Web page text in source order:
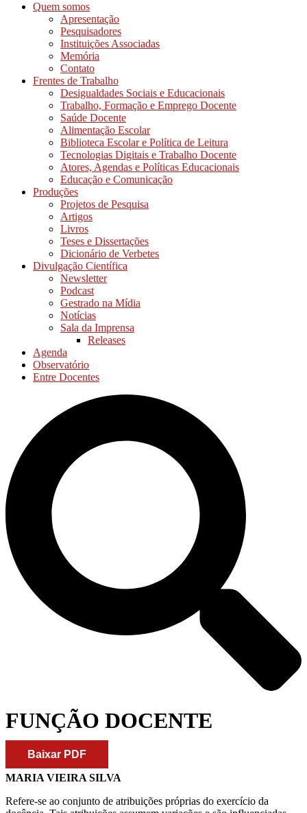
Quem somos
Apresentação
Pesquisadores
Instituições Associadas
Memória
Contato
Frentes de Trabalho
Desigualdades Sociais e Educacionais
Trabalho, Formação e Emprego Docente
Saúde Docente
Alimentação Escolar
Biblioteca Escolar e Política de Leitura
Tecnologias Digitais e Trabalho Docente
Atores, Agendas e Políticas Educacionais
Educação e Comunicação
Produções
Projetos de Pesquisa
Artigos
Livros
Teses e Dissertações
Dicionário de Verbetes
Divulgação Científica
Newsletter
Podcast
Gestrado na Mídia
Notícias
Sala da Imprensa
Releases
Agenda
Observatório
Entre Docentes
FUNÇÃO DOCENTE
Baixar PDF
MARIA VIEIRA SILVA
Refere-se ao conjunto de atribuições próprias do exercício da